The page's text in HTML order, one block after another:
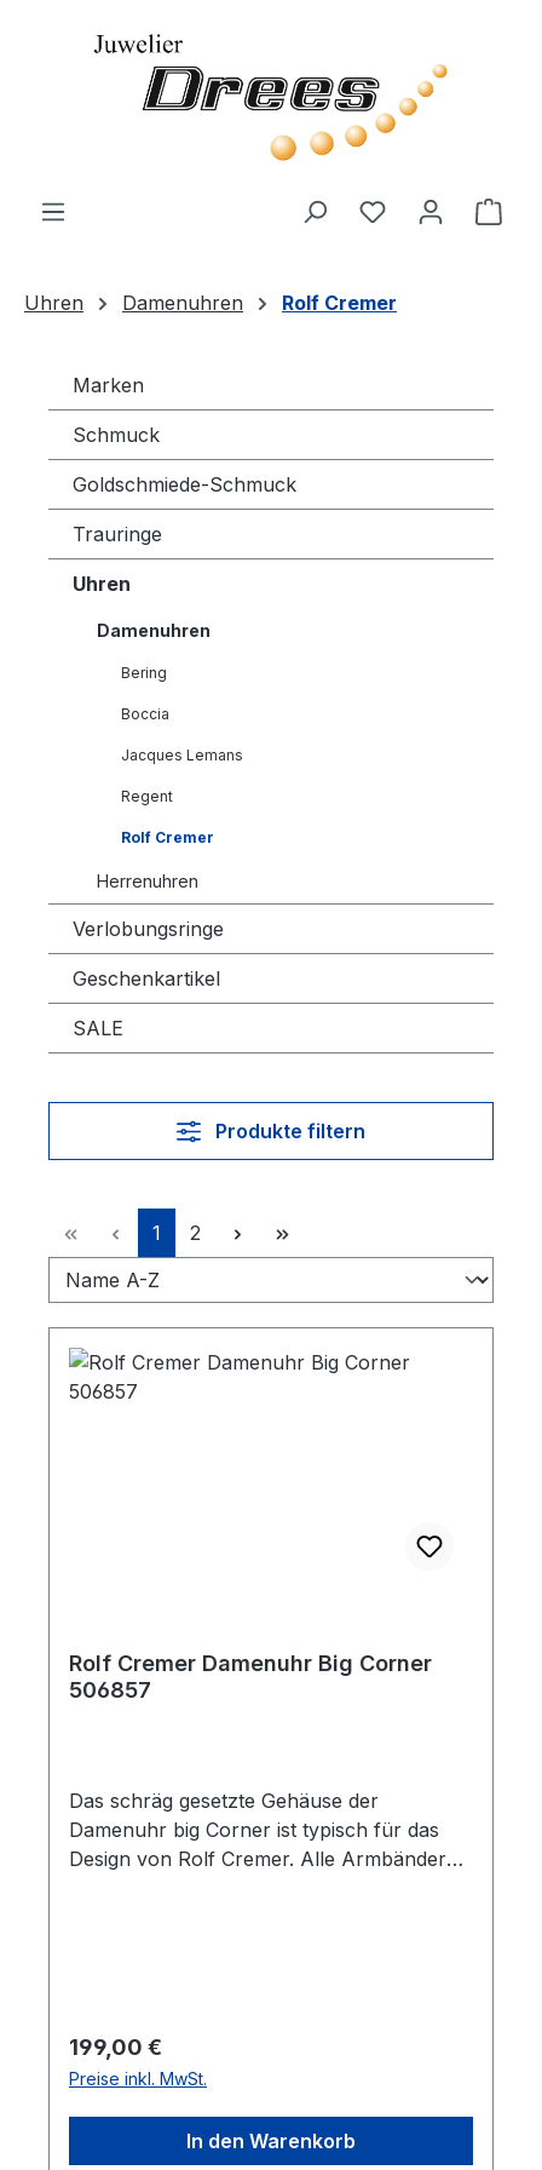
Zum Hauptinhalt springen
Du hast 0
Uhren Damenuhren Rolf Cremer
Marken
Schmuck
Goldschmiede-Schmuck
Trauringe
Uhren
Damenuhren
Bering
Boccia
Jacques Lemans
Regent
Rolf Cremer
Herrenuhren
Verlobungsringe
Geschenkartikel
SALE
Produkte filtern
Seite
1 Seite
2
Rolf Cremer Damenuhr Big Corner
506857
Das schräg gesetzte Gehäuse der
Damenuhr big Corner ist typisch für das
Design von Rolf Cremer. Alle Armbänder
Zusammenhang mit dem Vertrieb von
Batterien oder mit der Lieferung von
Geräten, die Batterien enthalten, sind wir
verpflichtet, Sie auf folgendes hinzuweisen:
Sie sind zur Rückgabe gebrauchter
Regulärer Preis:
199,00 €
Preise inkl. MwSt.
In den Warenkorb